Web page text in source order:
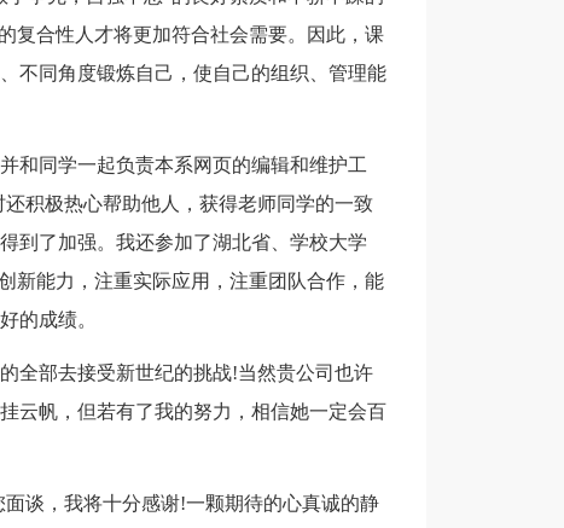
复合性人才将更加符合社会需要。因此，课
不同角度锻炼自己，使自己的组织、管理能
同学一起负责本系网页的编辑和维护工
积极热心帮助他人，获得老师同学的一致
到了加强。我还参加了湖北省、学校大学
新能力，注重实际应用，注重团队合作，能
的成绩。
部去接受新世纪的挑战!当然贵公司也许
云帆，但若有了我的努力，相信她一定会百
谈，我将十分感谢!一颗期待的心真诚的静